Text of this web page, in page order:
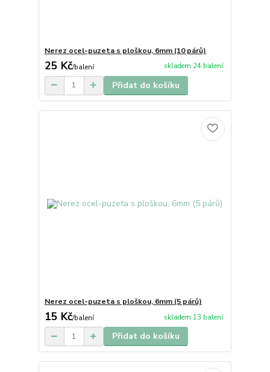
Nerez ocel-puzeta s ploškou, 6mm (10 párů)
25 Kč/balení skladem 24 balení
Přidat do košíku
Nerez ocel-puzeta s ploškou, 6mm (5 párů)
15 Kč/balení skladem 13 balení
Přidat do košíku